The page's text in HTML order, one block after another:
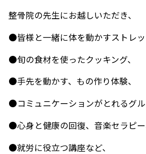
整骨院の先生にお越しいただき、
●皆様と一緒に体を動かすストレッ
●旬の食材を使ったクッキング、
●手先を動かす、もの作り体験、
●コミュニケーションがとれるグル
●心身と健康の回復、音楽セラピー
●就労に役立つ講座など、